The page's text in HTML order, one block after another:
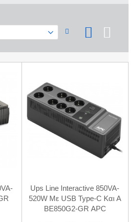
Ups Line Interactive 850VA-
520W Με USB Type-C Και A
BE850G2-GR APC